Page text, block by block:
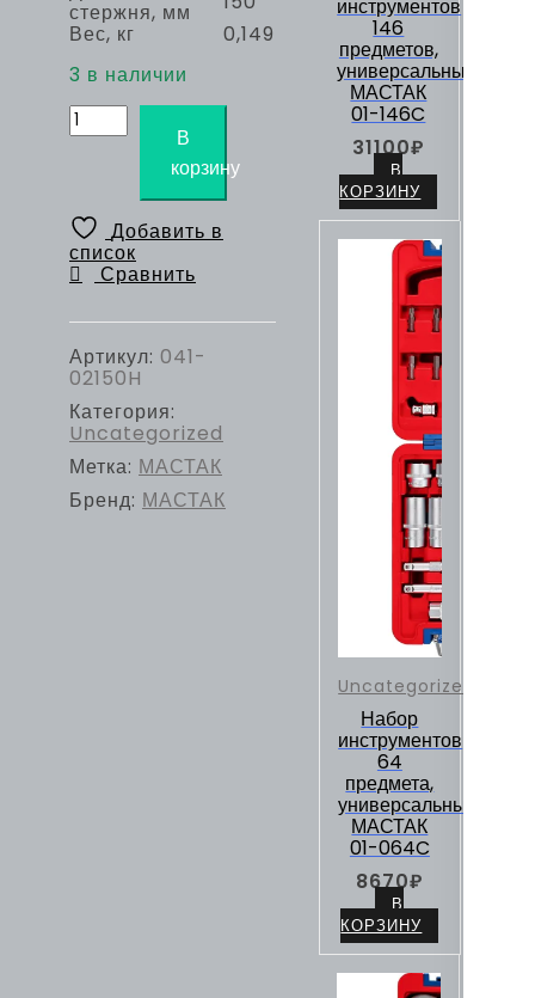
стержня, мм
Вес, кг
0,149
3 в наличии
Количество
товара
Phillips,
PH2,
150
мм,
держатель
041-
02150H
В
корзину
Добавить в
список
Сравнить
Артикул: 041-
02150H
Категория:
Uncategorized
Метка: МАСТАК
Бренд: МАСТАК
инструментов
146
предметов,
универсальный
МАСТАК
01-146C
31100₽
В
КОРЗИНУ
Uncategorized
Набор
инструментов
64
предмета,
универсальный
МАСТАК
01-064C
8670₽
В
КОРЗИНУ